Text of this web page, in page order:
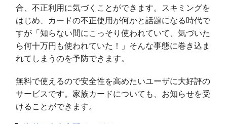
合、不正利用に気づくことができます。スキミングを
はじめ、カードの不正使用が何かと話題になる時代で
すが「知らない間にこっそり使われていて、気づいた
ら何十万円も使われていた！」そんな事態に巻き込ま
れてしまうのを予防できます。
無料で使えるので安全性を高めたいユーザに大好評の
サービスです。家族カードについても、お知らせを受
けることができます。